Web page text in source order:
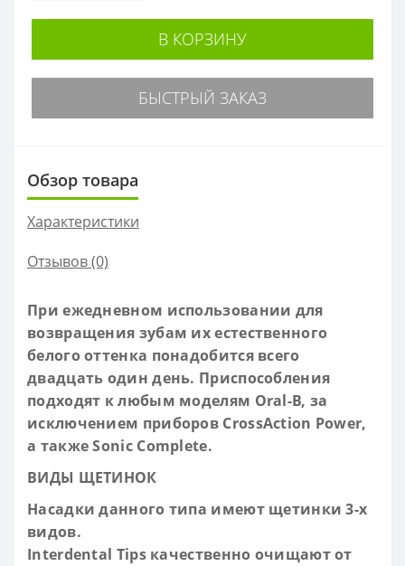
В КОРЗИНУ
БЫСТРЫЙ ЗАКАЗ
Обзор товара
Характеристики
Отзывов (0)
При ежедневном использовании для
возвращения зубам их естественного
белого оттенка понадобится всего
двадцать один день. Приспособления
подходят к любым моделям Oral-B, за
исключением приборов CrossAction Power,
а также Sonic Complete.
ВИДЫ ЩЕТИНОК
Насадки данного типа имеют щетинки 3-х
видов.
Interdental Tips качественно очищают от